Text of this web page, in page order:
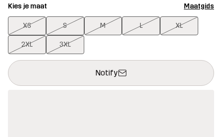
Kies je maat Maatgids
XS S M L XL
2XL 3XL
Notify
Deze knop opent een modal met de bevestiging van een
{{size}} niet beschikbaar